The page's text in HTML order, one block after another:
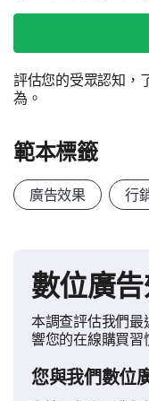
評估您的受眾認知，
為。
範本標籤
廣告效果 行
數位廣
本調查評估我們最
響您的在線購買習
您與我們數位